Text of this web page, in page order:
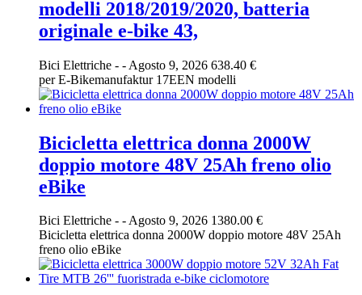
modelli 2018/2019/2020, batteria
originale e-bike 43,
Bici Elettriche - - Agosto 9, 2026 638.40 €
per E-Bikemanufaktur 17EEN modelli
Bicicletta elettrica donna 2000W
doppio motore 48V 25Ah freno olio
eBike
Bici Elettriche - -Agosto 9, 2026 1380.00 €
Bicicletta elettrica donna 2000W doppio motore 48V 25Ah
freno olio eBike